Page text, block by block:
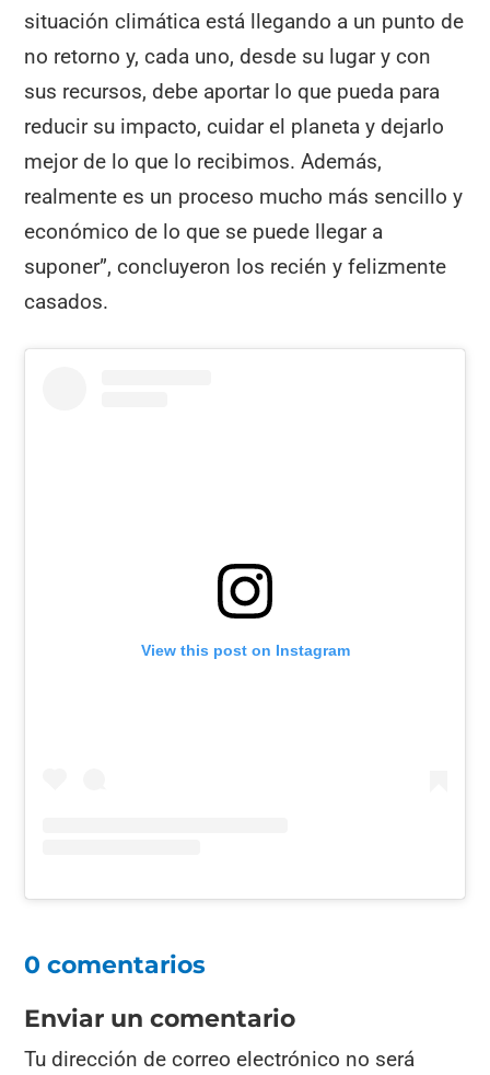
situación climática está llegando a un punto de
no retorno y, cada uno, desde su lugar y con
sus recursos, debe aportar lo que pueda para
reducir su impacto, cuidar el planeta y dejarlo
mejor de lo que lo recibimos. Además,
realmente es un proceso mucho más sencillo y
económico de lo que se puede llegar a
suponer”, concluyeron los recién y felizmente
casados.
View this post on Instagram
0 comentarios
Enviar un comentario
Tu dirección de correo electrónico no será